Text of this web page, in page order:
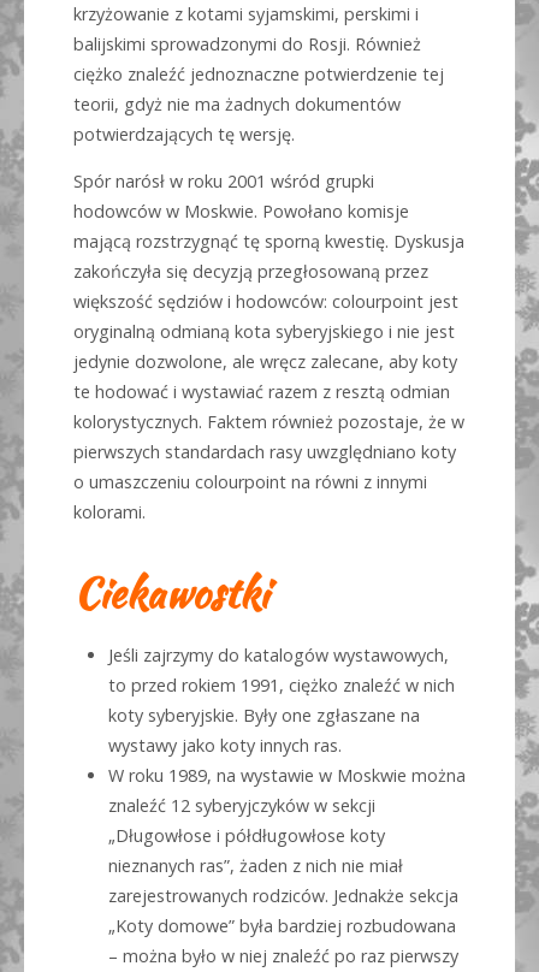
krzyżowanie z kotami syjamskimi, perskimi i
balijskimi sprowadzonymi do Rosji. Również
ciężko znaleźć jednoznaczne potwierdzenie tej
teorii, gdyż nie ma żadnych dokumentów
potwierdzających tę wersję.
Spór narósł w roku 2001 wśród grupki
hodowców w Moskwie. Powołano komisje
mającą rozstrzygnąć tę sporną kwestię. Dyskusja
zakończyła się decyzją przegłosowaną przez
większość sędziów i hodowców: colourpoint jest
oryginalną odmianą kota syberyjskiego i nie jest
jedynie dozwolone, ale wręcz zalecane, aby koty
te hodować i wystawiać razem z resztą odmian
kolorystycznych. Faktem również pozostaje, że w
pierwszych standardach rasy uwzględniano koty
o umaszczeniu colourpoint na równi z innymi
kolorami.
Ciekawostki
Jeśli zajrzymy do katalogów wystawowych,
to przed rokiem 1991, ciężko znaleźć w nich
koty syberyjskie. Były one zgłaszane na
wystawy jako koty innych ras.
W roku 1989, na wystawie w Moskwie można
znaleźć 12 syberyjczyków w sekcji
„Długowłose i półdługowłose koty
nieznanych ras”, żaden z nich nie miał
zarejestrowanych rodziców. Jednakże sekcja
„Koty domowe” była bardziej rozbudowana
– można było w niej znaleźć po raz pierwszy